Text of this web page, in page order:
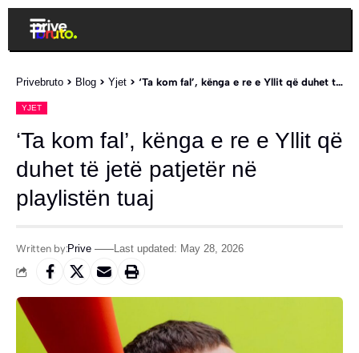
Privebruto > Blog > Yjet > ‘Ta kom fal’, kënga e re e Yllit që duhet të jetë patjetër në playlistën tuaj
YJET
‘Ta kom fal’, kënga e re e Yllit që
duhet të jetë patjetër në
playlistën tuaj
Written by:Prive Last updated: May 28, 2026